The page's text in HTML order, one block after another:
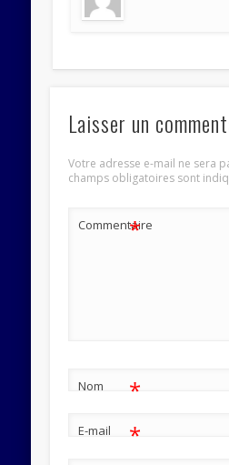
Laisser un
Votre adresse e-mail ne sera
champs obligatoires sont
Commentaire
*
Nom *
E-mail *